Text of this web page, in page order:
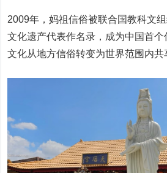
2009年，妈祖信俗被联合国教科文
文化遗产代表作名录，成为中国首个
文化从地方信俗转变为世界范围内共